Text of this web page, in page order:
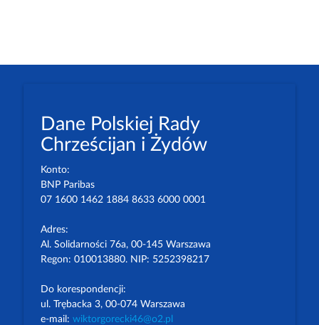
Dane Polskiej Rady
Chrześcijan i Żydów
Konto:
BNP Paribas
07 1600 1462 1884 8633 6000 0001
Adres:
Al. Solidarności 76a, 00-145 Warszawa
Regon: 010013880. NIP: 5252398217
Do korespondencji:
ul. Trębacka 3, 00-074 Warszawa
e-mail: wiktorgorecki46@o2.pl